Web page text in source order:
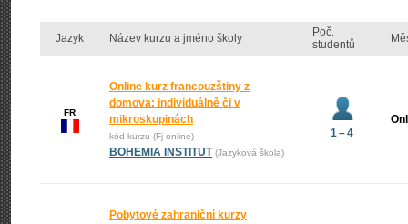
Jazyk Název kurzu a jméno školy
Poč.
studentů
FR
Online kurz francouzštiny z
domova: individuálně či v
mikroskupinách
kód kurzu (Fj online)
BOHEMIA INSTITUT (Jazyková škola)
1 – 4
Pobytové zahraniční kurzy